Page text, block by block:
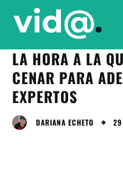
LA HORA A LA
CENAR PARA
EXPERTOS
DARIANA ECHETO